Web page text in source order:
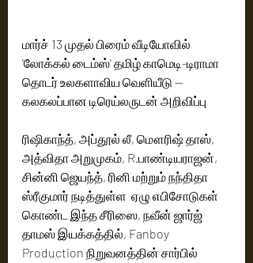
மார்ச் 13 முதல் பிரைம் வீடியோவில்
'லோக்கல் டைம்ஸ்' தமிழ் காமெடி-டிராமா
தொடர் உலகளாவிய வெளியீடு —
கலகலப்பான டிரெய்லருடன் அறிவிப்பு
ரிஷிகாந்த், அப்தூல் லீ, மௌரிஷ் தாஸ்,
அத்விதா அறுமுகம், R.பாண்டியராஜன்,
சின்னி ஜெயந்த், ரினி மற்றும் நந்திதா
ஸ்ரீகுமார் நடித்துள்ள  ஏழு எபிசோடுகள்
கொண்ட இந்த சீரிஸை, நவீன் ஜார்ஜ்
தாமஸ் இயக்கத்தில், Fanboy
Production நிறுவனத்தின் சார்பில்